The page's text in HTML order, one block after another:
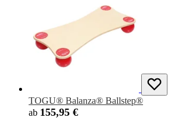
TOGU® Balanza® Ballstep®
ab 155,95 €